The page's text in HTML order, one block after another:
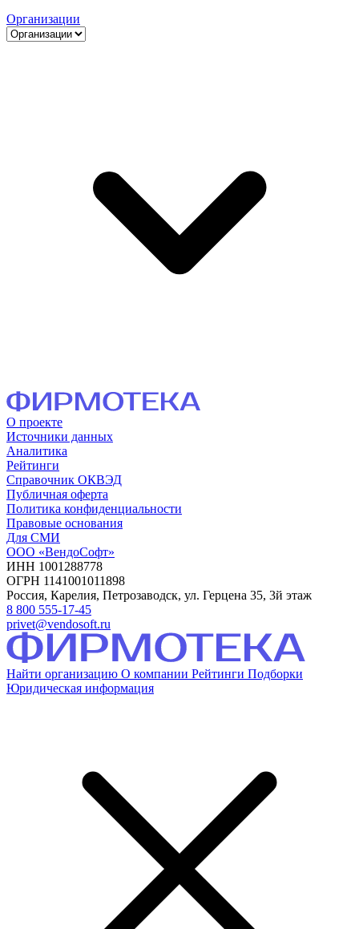
Организации
О проекте
Источники данных
Аналитика
Рейтинги
Справочник ОКВЭД
Публичная оферта
Политика конфиденциальности
Правовые основания
Для СМИ
ООО «ВендоСофт»
ИНН 1001288778
ОГРН 1141001011898
Россия, Карелия, Петрозаводск, ул. Герцена 35, 3й этаж
8 800 555-17-45
privet@vendosoft.ru
Найти организацию О компании Рейтинги Подборки
Юридическая информация